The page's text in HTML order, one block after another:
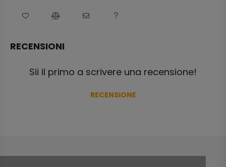
RECENSIONI
Sii il primo a scrivere una recensione!
RECENSIONE